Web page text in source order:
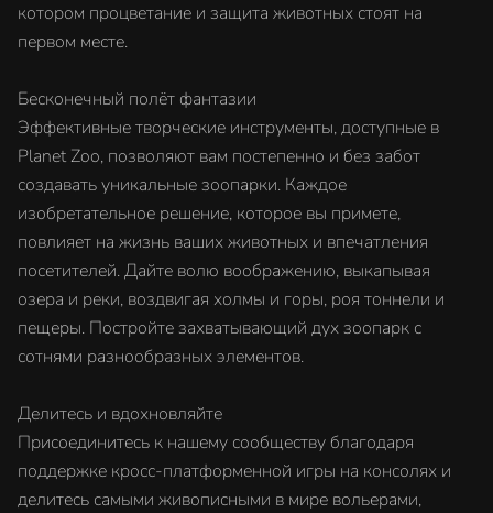
котором процветание и защита животных стоят на
первом месте.
Бесконечный полёт фантазии
Эффективные творческие инструменты, доступные в
Planet Zoo, позволяют вам постепенно и без забот
создавать уникальные зоопарки. Каждое
изобретательное решение, которое вы примете,
повлияет на жизнь ваших животных и впечатления
посетителей. Дайте волю воображению, выкапывая
озера и реки, воздвигая холмы и горы, роя тоннели и
пещеры. Постройте захватывающий дух зоопарк с
сотнями разнообразных элементов.
Делитесь и вдохновляйте
Присоединитесь к нашему сообществу благодаря
поддержке кросс-платформенной игры на консолях и
делитесь самыми живописными в мире вольерами,